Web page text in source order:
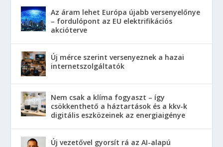
Az áram lehet Európa újabb versenyelőnye
– fordulópont az EU elektrifikációs
akcióterve
Új mérce szerint versenyeznek a hazai
internetszolgáltatók
Nem csak a klíma fogyaszt – így
csökkenthető a háztartások és a kkv-k
digitális eszközeinek az energiaigénye
Új vezetővel gyorsít rá az AI-alapú